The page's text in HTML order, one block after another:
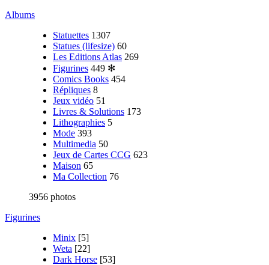
Albums
Statuettes 1307
Statues (lifesize) 60
Les Editions Atlas 269
Figurines 449 ✻
Comics Books 454
Répliques 8
Jeux vidéo 51
Livres & Solutions 173
Lithographies 5
Mode 393
Multimedia 50
Jeux de Cartes CCG 623
Maison 65
Ma Collection 76
3956 photos
Figurines
Minix [5]
Weta [22]
Dark Horse [53]